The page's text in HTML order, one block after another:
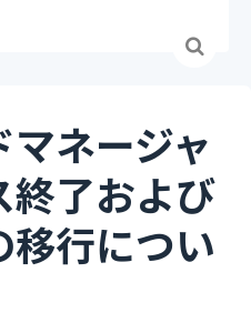
マネージャ
終了および
行につい